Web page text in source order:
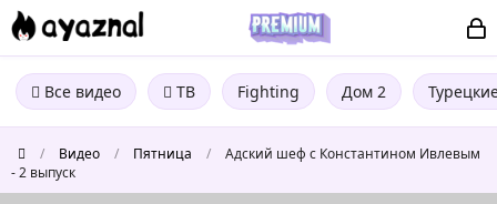
Все видео ТВ Fighting Дом 2
/ Видео / Пятница /
Адский шеф с Константином Ивлевым
- 2 выпуск